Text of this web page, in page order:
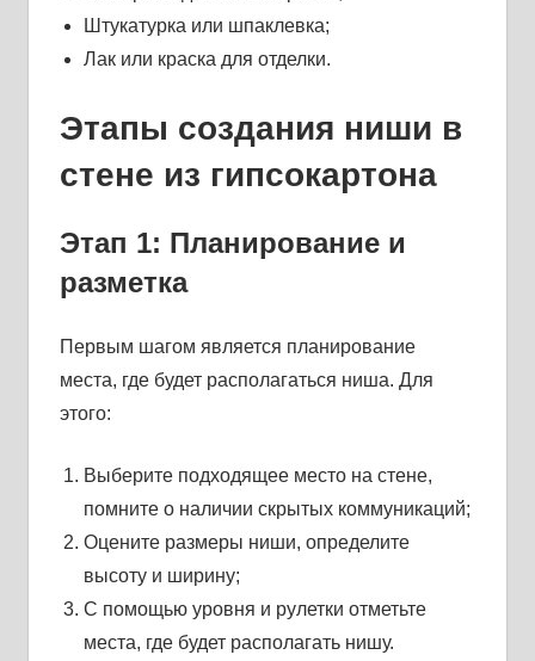
Штукатурка или шпаклевка;
Лак или краска для отделки.
Этапы создания ниши в
стене из гипсокартона
Этап 1: Планирование и
разметка
Первым шагом является планирование
места, где будет располагаться ниша. Для
этого:
Выберите подходящее место на стене,
помните о наличии скрытых коммуникаций;
Оцените размеры ниши, определите
высоту и ширину;
С помощью уровня и рулетки отметьте
места, где будет располагать нишу.